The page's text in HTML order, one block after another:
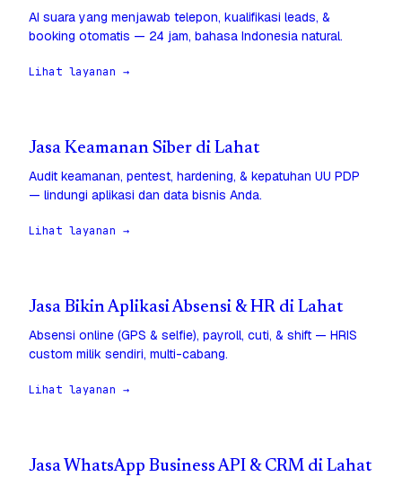
AI suara yang menjawab telepon, kualifikasi leads, &
booking otomatis — 24 jam, bahasa Indonesia natural.
Lihat layanan →
Jasa Keamanan Siber di Lahat
Audit keamanan, pentest, hardening, & kepatuhan UU PDP
— lindungi aplikasi dan data bisnis Anda.
Lihat layanan →
Jasa Bikin Aplikasi Absensi & HR di Lahat
Absensi online (GPS & selfie), payroll, cuti, & shift — HRIS
custom milik sendiri, multi-cabang.
Lihat layanan →
Jasa WhatsApp Business API & CRM di Lahat